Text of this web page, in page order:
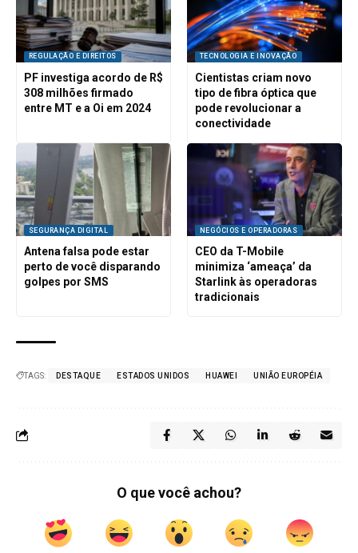
REGULAÇÃO E DIREITOS
PF investiga acordo de R$
308 milhões firmado
entre MT e a Oi em 2024
TECNOLOGIA E INOVAÇÃO
Cientistas criam novo
tipo de fibra óptica que
pode revolucionar a
conectividade
SEGURANÇA DIGITAL
Antena falsa pode estar
perto de você disparando
golpes por SMS
NEGÓCIOS E OPERADORAS
CEO da T-Mobile
minimiza ‘ameaça’ da
Starlink às operadoras
tradicionais
TAGS: DESTAQUE ESTADOS UNIDOS HUAWEI UNIÃO EUROPÉIA
O que você achou?